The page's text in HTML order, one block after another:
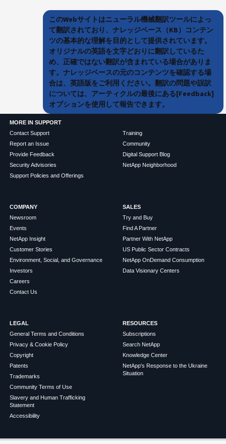
このWebサイトはニューラル機械翻訳ツールによっ
て翻訳されており、ナレッジベース（KB）コンテン
ツの基本的な理解を目的として提供されています。
オリジナルの英語を文字どおりに翻訳しているた
め、正確ではない翻訳が含まれている場合がありま
す。ナレッジベースの元のコンテンツを確認する場
合は、英語版をご利用ください。翻訳の問題や誤訳
については、アーティクルの最後にある[Feedback]
オプションを使用して報告できます。
MORE IN SUPPORT
Contact Support
Report an Issue
Provide Feedback
Security Advisories
Support Policies and Offerings
Training
Community
Digital Support Blog
NetApp Neighborhood
COMPANY
Newsroom
Events
NetApp Insight
Customer Stories
Environment, Social, and Governance
Investors
Careers
Contact Us
SALES
Try and Buy
Find A Partner
Partner With NetApp
US Public Sector Contracts
NetApp OnDemand Consumption
Data Visionary Centers
LEGAL
General Terms and Conditions
Privacy & Cookie Policy
Copyright
Patents
Trademarks
Community Terms of Use
Slavery and Human Trafficking
Statement
Accessibility
RESOURCES
Subscriptions
Search NetApp
Knowledge Center
NetApp's Response to the Ukraine
Situation